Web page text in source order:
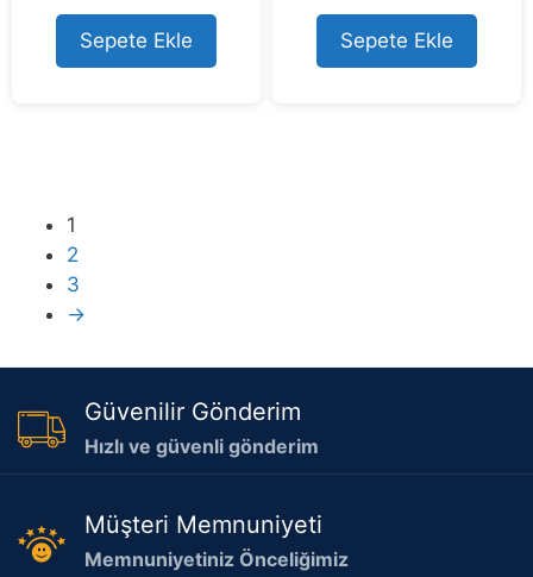
Sepete Ekle
t
o
f
5
Sepete Ekle
1
2
3
→
Güvenilir Gönderim
Hızlı ve güvenli gönderim
Müşteri Memnuniyeti
Memnuniyetiniz Önceliğimiz